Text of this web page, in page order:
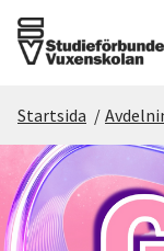
Det här gör
För dig som
Startsida /